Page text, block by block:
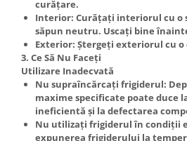
curățare.
Interior: Curățați interiorul cu o
săpun neutru. Uscați bine
Exterior: Ștergeți exteriorul cu o
3. Ce Să Nu Faceți
Utilizare Inadecvată
Nu supraîncărcați frigiderul:
maxime specificate poate duce
ineficientă și la defectarea
Nu utilizați frigiderul în condiții
expunerea frigiderului la